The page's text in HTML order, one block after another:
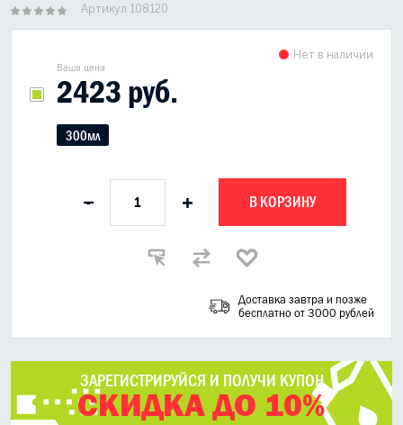
АВТО КОСМЕТИКА
ВСЕ БРЕНДЫ
Артикул 108120
Ваша цена
2423 руб.
Нет в наличии
300мл
- + В КОРЗИНУ
Доставка завтра и позже
бесплатно от 3000 рублей
ЗАРЕГИСТРИРУЙСЯ И ПОЛУЧИ КУПОН
СКИДКА ДО 10%